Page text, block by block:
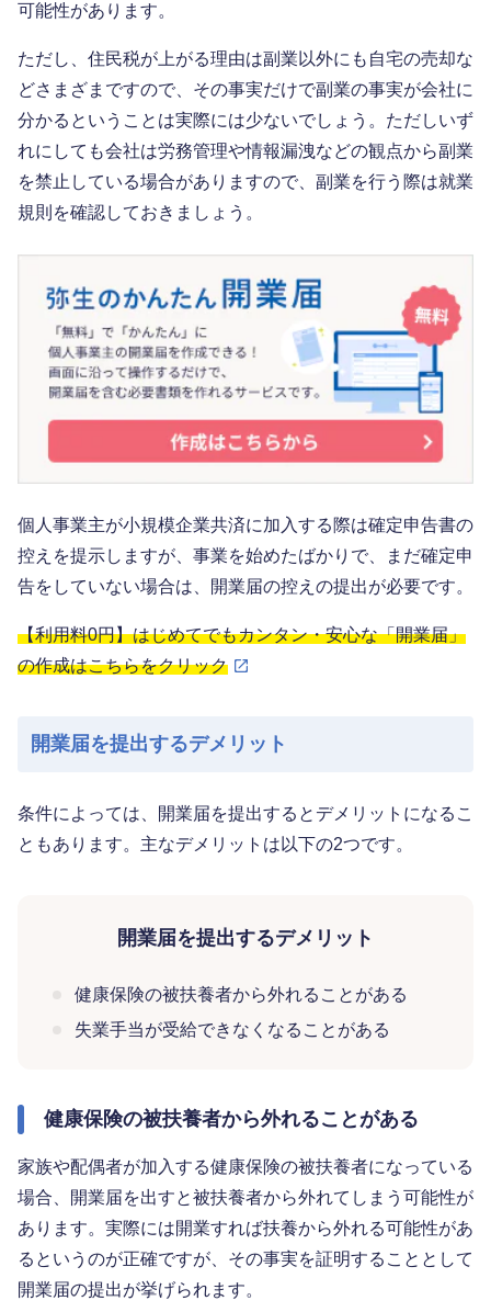
可能性があります。
ただし、住民税が上がる理由は副業以外にも自宅の売却な
どさまざまですので、その事実だけで副業の事実が会社に
分かるということは実際には少ないでしょう。ただしいず
れにしても会社は労務管理や情報漏洩などの観点から副業
を禁止している場合がありますので、副業を行う際は就業
規則を確認しておきましょう。
個人事業主が小規模企業共済に加入する際は確定申告書の
控えを提示しますが、事業を始めたばかりで、まだ確定申
告をしていない場合は、開業届の控えの提出が必要です。
【利用料0円】はじめてでもカンタン・安心な「開業届」
の作成はこちらをクリック
開業届を提出するデメリット
条件によっては、開業届を提出するとデメリットになるこ
ともあります。主なデメリットは以下の2つです。
開業届を提出するデメリット
健康保険の被扶養者から外れることがある
失業手当が受給できなくなることがある
健康保険の被扶養者から外れることがある
家族や配偶者が加入する健康保険の被扶養者になっている
場合、開業届を出すと被扶養者から外れてしまう可能性が
あります。実際には開業すれば扶養から外れる可能性があ
るというのが正確ですが、その事実を証明することとして
開業届の提出が挙げられます。